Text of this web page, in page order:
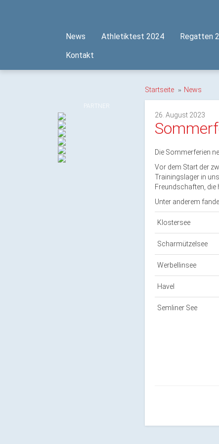
News Athletiktest 2024 Regatten
Kontakt
PARTNER
Startseite News
26. August 2023
Die Sommerferien
Vor dem Start der
Trainingslager in
Freundschaften, die
Unter anderem
Klostersee
Scharmützelsee
Werbellinsee
Havel
Semliner See